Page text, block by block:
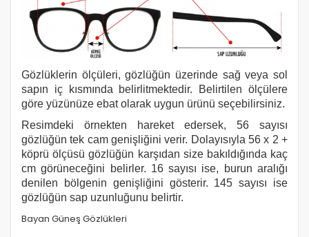
Gözlüklerin ölçüleri, gözlüğün üzerinde sağ veya sol
sapın iç kısmında belirlitmektedir. Belirtilen ölçülere
göre yüzünüze ebat olarak uygun ürünü seçebilirsiniz.
Resimdeki örnekten hareket edersek, 56 sayısı
gözlüğün tek cam genişliğini verir. Dolayısıyla 56 x 2 +
köprü ölçüsü gözlüğün karşıdan size bakıldığında kaç
cm görüneceğini belirler. 16 sayısı ise, burun aralığı
denilen bölgenin genişliğini gösterir. 145 sayısı ise
gözlüğün sap uzunluğunu belirtir.
Bayan Güneş Gözlükleri